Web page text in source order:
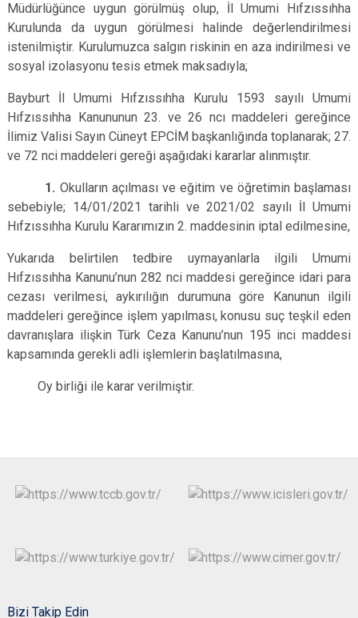
Müdürlüğünce uygun görülmüş olup, İl Umumi Hıfzıssıhha
Kurulunda da uygun görülmesi halinde değerlendirilmesi
istenilmiştir. Kurulumuzca salgın riskinin en aza indirilmesi ve
sosyal izolasyonu tesis etmek maksadıyla;
Bayburt İl Umumi Hıfzıssıhha Kurulu 1593 sayılı Umumi
Hıfzıssıhha Kanununun 23. ve 26 ncı maddeleri gereğince
İlimiz Valisi Sayın Cüneyt EPCİM başkanlığında toplanarak; 27.
ve 72 nci maddeleri gereği aşağıdaki kararlar alınmıştır.
1. Okulların açılması ve eğitim ve öğretimin başlaması
sebebiyle; 14/01/2021 tarihli ve 2021/02 sayılı İl Umumi
Hıfzıssıhha Kurulu Kararımızın 2. maddesinin iptal edilmesine,
Yukarıda belirtilen tedbire uymayanlarla ilgili Umumi
Hıfzıssıhha Kanunu’nun 282 nci maddesi gereğince idari para
cezası verilmesi, aykırılığın durumuna göre Kanunun ilgili
maddeleri gereğince işlem yapılması, konusu suç teşkil eden
davranışlara ilişkin Türk Ceza Kanunu’nun 195 inci maddesi
kapsamında gerekli adli işlemlerin başlatılmasına,
Oy birliği ile karar verilmiştir.
Bizi Takip Edin